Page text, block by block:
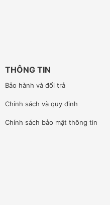
thiết kế để đảm bảo hiệu
phủ một khu vực lớn hơn
ngăn ngừa rò rỉ nước với
góp phần tổng thể vào sự
khả năng làm sạch cao lên
THÔNG TIN
Bảo hành và đổi trả
Chính sách và quy định
Chính sách bảo mật thông tin